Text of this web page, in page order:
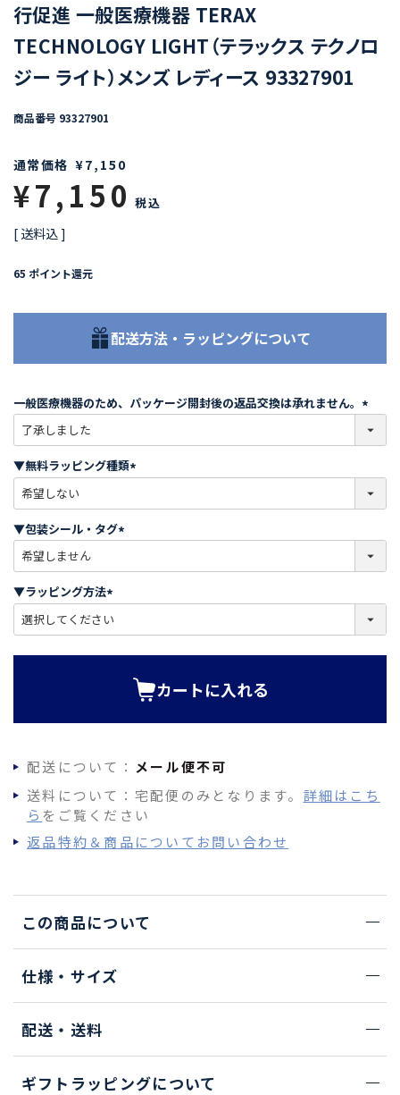
行促進 一般医療機器 TERAX
TECHNOLOGY LIGHT（テラックス テクノロ
ジー ライト）メンズ レディース 93327901
商品番号 93327901
通常価格 ¥7,150
¥7,150 税込
送料込
65 ポイント還元
配送方法・ラッピングについて
一般医療機器のため、パッケージ開封後の返品交換は承れません。
必
)
▼無料ラッピング種類
必
)
▼包装シール・タグ
必
)
▼ラッピング方法
必
カートに入れる
配送について： メール便不可
送料について：宅配便のみとなります。 詳細はこち
ら をご覧ください
返品特約＆商品についてお問い合わせ
この商品について
仕様・サイズ
配送・送料
ギフトラッピングについて